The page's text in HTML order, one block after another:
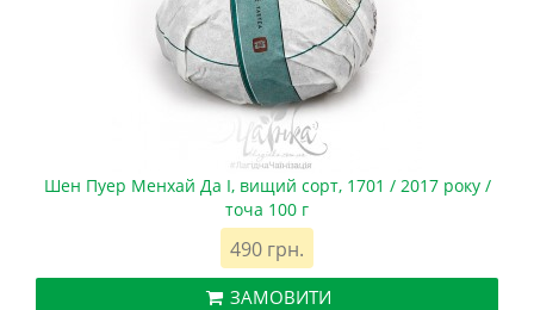
Шен Пуер Менхай Да І, вищий сорт, 1701 / 2017 року /
точа 100 г
490 грн.
ЗАМОВИТИ